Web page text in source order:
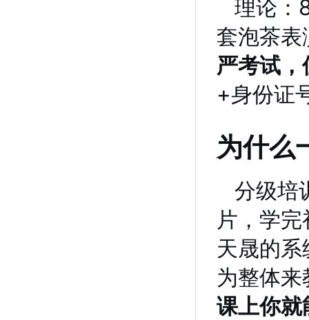
理论：
套泡茶
严考试
+身份证
为什么
分级培
片，学
天晟的
为整体来
课上你就